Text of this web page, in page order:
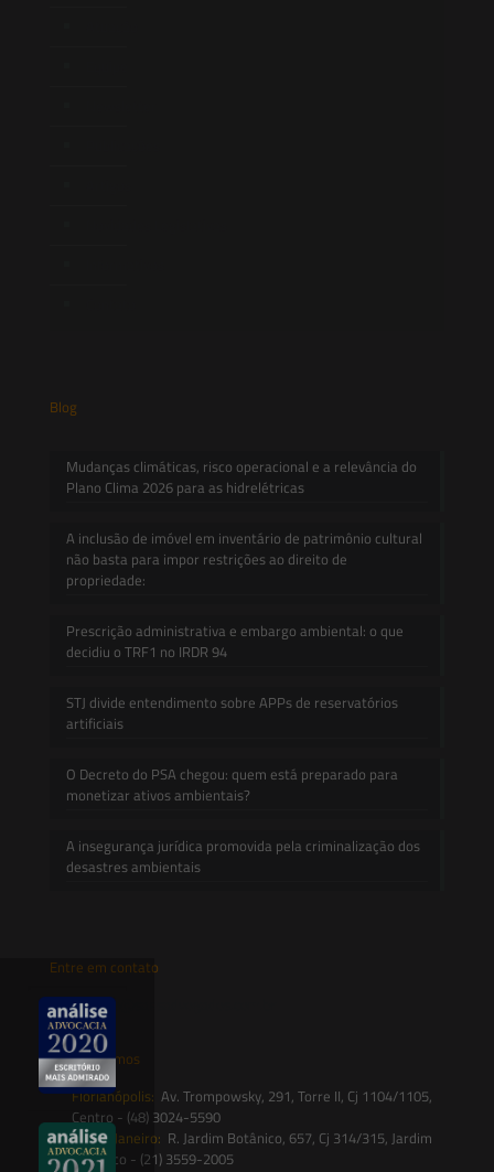
Blog
Mudanças climáticas, risco operacional e a relevância do
Plano Clima 2026 para as hidrelétricas
A inclusão de imóvel em inventário de patrimônio cultural
não basta para impor restrições ao direito de
propriedade:
Prescrição administrativa e embargo ambiental: o que
decidiu o TRF1 no IRDR 94
STJ divide entendimento sobre APPs de reservatórios
artificiais
O Decreto do PSA chegou: quem está preparado para
monetizar ativos ambientais?
A insegurança jurídica promovida pela criminalização dos
desastres ambientais
Entre em contato
contato@saesadvogados.com.br
Onde estamos
Florianópolis: Av. Trompowsky, 291, Torre II, Cj 1104/1105,
Centro - (48) 3024-5590
Rio de Janeiro: R. Jardim Botânico, 657, Cj 314/315, Jardim
Botânico - (21) 3559-2005